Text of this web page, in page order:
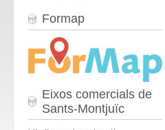
Formap
Eixos comercials de
Sants-Montjuïc